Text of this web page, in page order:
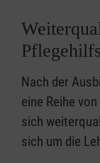
Nach der
eine Reihe
sich
sich um die